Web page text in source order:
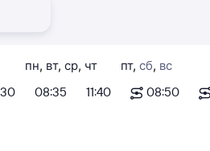
пн, вт, ср, чт
08:35
11:40
пт, сб, вс
08:50